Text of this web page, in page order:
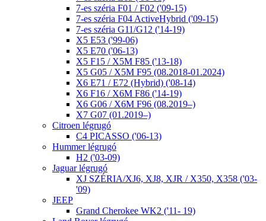
7-es széria F01 / F02 ('09-15)
7-es széria F04 ActiveHybrid ('09-15)
7-es széria G11/G12 ('14-19)
X5 E53 ('99-06)
X5 E70 ('06-13)
X5 F15 / X5M F85 ('13-18)
X5 G05 / X5M F95 (08.2018-01.2024)
X6 E71 / E72 (Hybrid) ('08-14)
X6 F16 / X6M F86 ('14-19)
X6 G06 / X6M F96 (08.2019–)
X7 G07 (01.2019–)
Citroen légrugó
C4 PICASSO ('06-13)
Hummer légrugó
H2 ('03-09)
Jaguar légrugó
XJ SZÉRIA/XJ6, XJ8, XJR / X350, X358 ('03-
'09)
JEEP
Grand Cherokee WK2 ('11- 19)